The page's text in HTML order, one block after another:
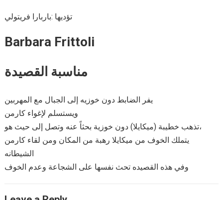
تؤديها :باربارا فريتولي
Barbara Frittoli
مناسبة القصيدة
يفر الضابط دون خوزيه إلى الجبال مع المهربين
ويستسلم لإغواء كارمن
تذهب خطيبة (ميكايلا) دون خوزية بحثاً عنه وتصل إلى حيث هو،
يتملك الخوف من ميكايلا رهبة من المكان ومن لقاء كارمن
الشيطانه
وفي هذه القصيده تحث نفسها على الشجاعة وعدم الخوف